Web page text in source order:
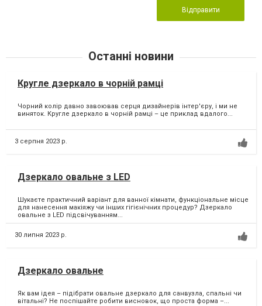
Відправити
Останні новини
Кругле дзеркало в чорній рамці
Чорний колір давно завоював серця дизайнерів інтер'єру, і ми не
виняток. Кругле дзеркало в чорній рамці – це приклад вдалого...
3 серпня 2023 р.
Дзеркало овальне з LED
Шукаєте практичний варіант для ванної кімнати, функціональне місце
для нанесення макіяжу чи інших гігієнічних процедур? Дзеркало
овальне з LED підсвічуванням...
30 липня 2023 р.
Дзеркало овальне
Як вам ідея – підібрати овальне дзеркало для санвузла, спальні чи
вітальні? Не поспішайте робити висновок, що проста форма –...